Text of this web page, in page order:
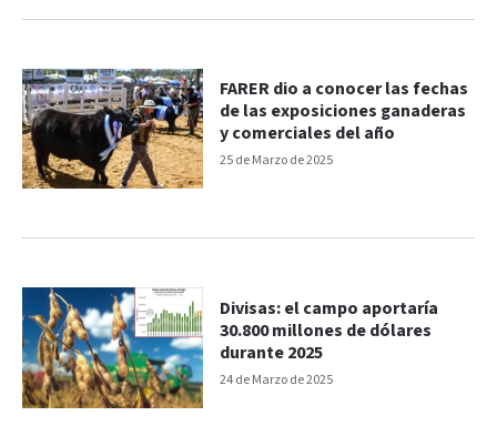
25 de Marzo de 2025
FARER dio a conocer las fechas
de las exposiciones ganaderas
y comerciales del año
24 de Marzo de 2025
Divisas: el campo aportaría
30.800 millones de dólares
durante 2025